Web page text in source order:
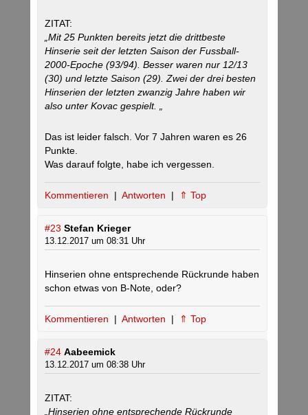
ZITAT:
„Mit 25 Punkten bereits jetzt die drittbeste
Hinserie seit der letzten Saison der Fussball-
2000-Epoche (93/94). Besser waren nur 12/13
(30) und letzte Saison (29). Zwei der drei besten
Hinserien der letzten zwanzig Jahre haben wir
also unter Kovac gespielt. „
Das ist leider falsch. Vor 7 Jahren waren es 26
Punkte.
Was darauf folgte, habe ich vergessen.
Kommentieren | Antworten | ⇑ Top
#23 Stefan Krieger
13.12.2017 um 08:31 Uhr
Hinserien ohne entsprechende Rückrunde haben
schon etwas von B-Note, oder?
Kommentieren | Antworten | ⇑ Top
#24 Aabeemick
13.12.2017 um 08:38 Uhr
ZITAT:
„Hinserien ohne entsprechende Rückrunde